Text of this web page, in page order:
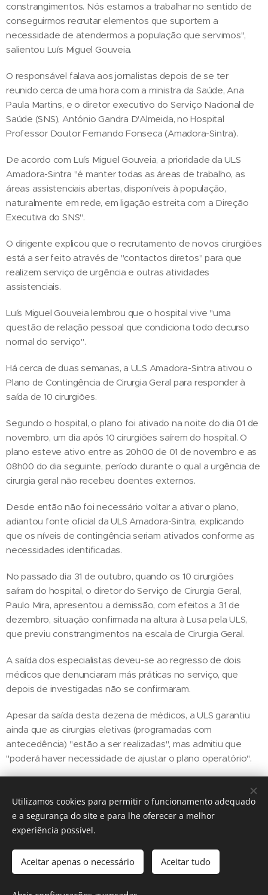
constrangimentos. Nós estamos a trabalhar no sentido de
conseguirmos recrutar elementos que suportem a
necessidade de atendermos a população que servimos",
salientou Luís Miguel Gouveia.
O responsável falava aos jornalistas depois de se ter
reunido cerca de uma hora com a ministra da Saúde, Ana
Paula Martins, e o diretor executivo do Serviço Nacional de
Saúde (SNS), António Gandra D'Almeida, no Hospital
Professor Doutor Fernando Fonseca (Amadora-Sintra).
De acordo com Luís Miguel Gouveia, a prioridade da ULS
Amadora-Sintra "é manter todas as áreas de trabalho, as
áreas assistenciais abertas, disponíveis à população,
naturalmente em rede, em ligação estreita com a Direção
Executiva do SNS".
O dirigente explicou que o recrutamento de novos cirurgiões
está a ser feito através de "contactos diretos" para que
realizem serviço de urgência e outras atividades
assistenciais.
Luís Miguel Gouveia lembrou que o hospital vive "uma
questão de relação pessoal que condiciona todo decurso
normal do serviço".
Há cerca de duas semanas, a ULS Amadora-Sintra ativou o
Plano de Contingência de Cirurgia Geral para responder à
saída de 10 cirurgiões.
Segundo o hospital, o plano foi ativado na noite do dia 01 de
novembro, um dia após 10 cirurgiões saírem do hospital. O
plano esteve ativo entre as 20h00 de 01 de novembro e as
08h00 do dia seguinte, período durante o qual a urgência de
cirurgia geral não recebeu doentes externos.
Desde então não foi necessário voltar a ativar o plano,
adiantou fonte oficial da ULS Amadora-Sintra, explicando
que os níveis de contingência seriam ativados conforme as
necessidades identificadas.
No passado dia 31 de outubro, quando os 10 cirurgiões
saíram do hospital, o diretor do Serviço de Cirurgia Geral,
Paulo Mira, apresentou a demissão, com efeitos a 31 de
dezembro, situação confirmada na altura à Lusa pela ULS,
que previu constrangimentos na escala de Cirurgia Geral.
A saída dos especialistas deveu-se ao regresso de dois
médicos que denunciaram más práticas no serviço, que
depois de investigadas não se confirmaram.
Apesar da saída desta dezena de médicos, a ULS garantiu
ainda que as cirurgias eletivas (programadas com
antecedência) "estão a ser realizadas", mas admitiu que
"poderá haver necessidade de ajustar o plano operatório".
Share
Utilizamos cookies para permitir o funcionamento adequado
e a segurança do site e para lhe oferecer a melhor
experiência possível.
Aceitar apenas o necessário Aceitar tudo